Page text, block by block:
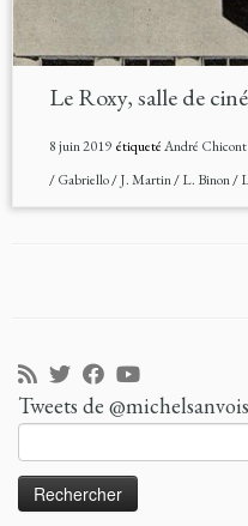
Le Roxy, salle de
8 juin 2019étiquetéAndré Chicont
/Gabriello/J. Martin/L. Binon/
Tweets de